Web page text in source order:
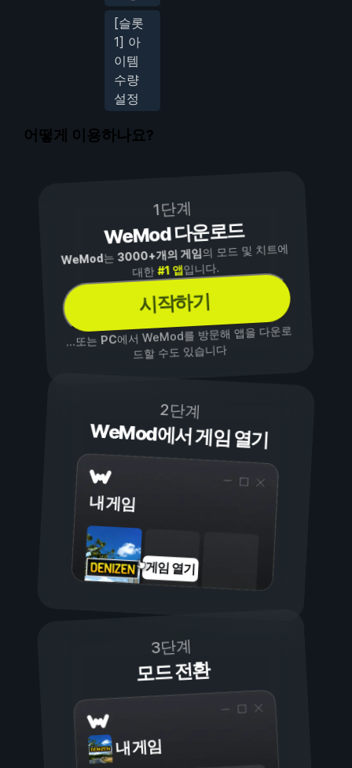
[슬롯
1] 아
이템
수량
설정
어떻게 이용하나요?
1단계
WeMod 다운로드
WeMod는3000+개의 게임의 모드 및 치트에
대한#1 앱입니다.
시작하기
...또는PC에서 WeMod를 방문해 앱을 다운로
드할 수도 있습니다
2단계
WeMod에서 게임 열기
내 게임
게임 열기
3단계
모드 전환
내 게임